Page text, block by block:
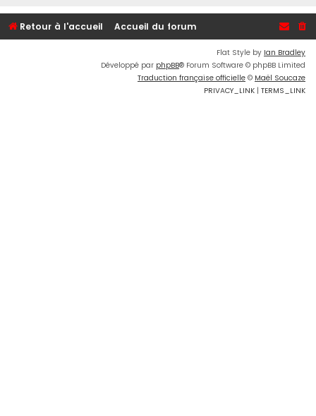
Retour à l'accueil Accueil du forum
Flat Style by Ian Bradley
Développé par phpBB® Forum Software © phpBB Limited
Traduction française officielle © Maël Soucaze
PRIVACY_LINK | TERMS_LINK